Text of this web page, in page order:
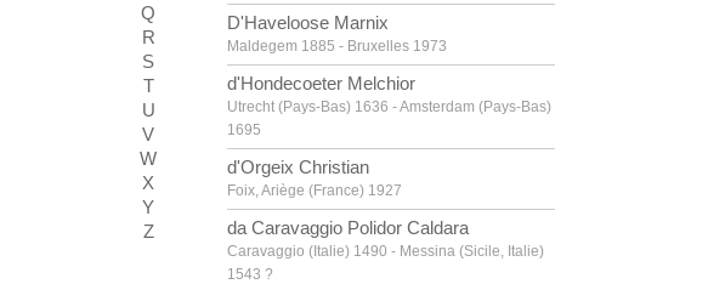
Q
R
S
T
U
V
W
X
Y
Z
D'Haveloose Marnix
Maldegem 1885 - Bruxelles 1973
d'Hondecoeter Melchior
Utrecht (Pays-Bas) 1636 - Amsterdam (Pays-Bas)
1695
d'Orgeix Christian
Foix, Ariège (France) 1927
da Caravaggio Polidor Caldara
Caravaggio (Italie) 1490 - Messina (Sicile, Italie)
1543 ?